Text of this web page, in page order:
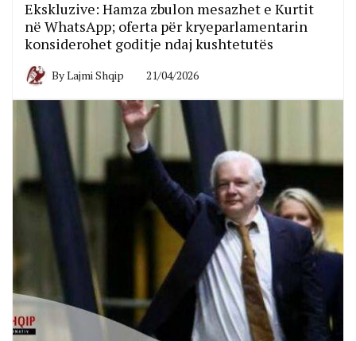
Ekskluzive: Hamza zbulon mesazhet e Kurtit
në WhatsApp; oferta për kryeparlamentarin
konsiderohet goditje ndaj kushtetutës
ByLajmi Shqip 21/04/2026